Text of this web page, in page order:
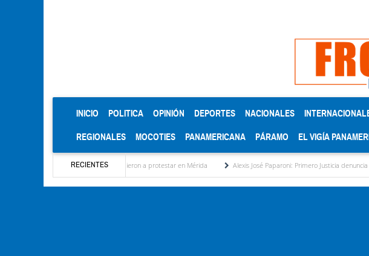
INICIO (CURRENT)
POLITICA OPINIÓN DEPORTES NACIONALES
REGIONALES MOCOTIES PANAMERICANA PÁRAMO EL VIGÍA
RECIENTES
los jubilados y otra vez salieron a protestar en Mérida Alexis José Paparoni: Primero Justicia denuncia